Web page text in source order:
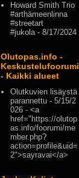
Howard Smith Trio
#arthämeenlinna
#streetart
#jukola- 8/17/2024
Olutopas.info -
Keskustelufoorumi
- Kaikki alueet
Olutkuvien lisäystä
parannettu - 5/15/2
026 - <a
href="https://olutop
as.info/foorumi/me
mber.php?
action=profile&uid=
2">sayravai</a>